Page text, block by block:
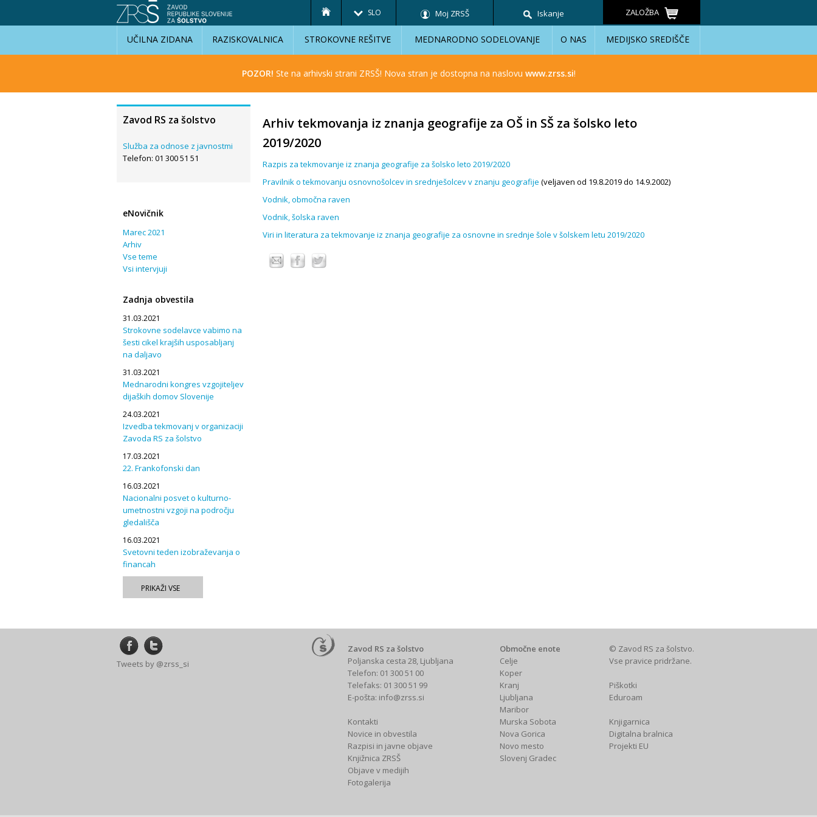
SLO Moj ZRSŠ Iskanje ZALOŽBA
UČILNA ZIDANA RAZISKOVALNICA STROKOVNE REŠITVE MEDNARODNO SODELOVANJE O NAS MEDIJSKO SREDIŠČE
POZOR! Ste na arhivski strani ZRSŠ! Nova stran je dostopna na naslovu www.zrss.si!
Zavod RS za šolstvo
Služba za odnose z javnostmi
Telefon: 01 300 51 51
eNovičnik
Marec 2021
Arhiv
Vse teme
Vsi intervjuji
Zadnja obvestila
31.03.2021
Strokovne sodelavce vabimo na
šesti cikel krajših usposabljanj
na daljavo
31.03.2021
Mednarodni kongres vzgojiteljev
dijaških domov Slovenije
24.03.2021
Izvedba tekmovanj v organizaciji
Zavoda RS za šolstvo
17.03.2021
22. Frankofonski dan
16.03.2021
Nacionalni posvet o kulturno-
umetnostni vzgoji na področju
gledališča
16.03.2021
Svetovni teden izobraževanja o
financah
PRIKAŽI VSE
Arhiv tekmovanja iz znanja geografije za OŠ in SŠ za šolsko leto
2019/2020
Razpis za tekmovanje iz znanja geografije za šolsko leto 2019/2020
Pravilnik o tekmovanju osnovnošolcev in srednješolcev v znanju geografije (veljaven od 19.8.2019 do 14.9.2002)
Vodnik, območna raven
Vodnik, šolska raven
Viri in literatura za tekmovanje iz znanja geografije za osnovne in srednje šole v šolskem letu 2019/2020
Tweets by @zrss_si
Zavod RS za šolstvo
Poljanska cesta 28, Ljubljana
Telefon: 01 300 51 00
Telefaks: 01 300 51 99
E-pošta: info@zrss.si
Kontakti
Novice in obvestila
Razpisi in javne objave
Knjižnica ZRSŠ
Objave v medijih
Fotogalerija
Območne enote
Celje
Koper
Kranj
Ljubljana
Maribor
Murska Sobota
Nova Gorica
Novo mesto
Slovenj Gradec
© Zavod RS za šolstvo.
Vse pravice pridržane.
Piškotki
Eduroam
Knjigarnica
Digitalna bralnica
Projekti EU